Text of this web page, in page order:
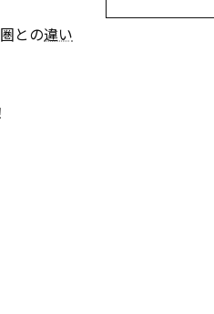
との違い